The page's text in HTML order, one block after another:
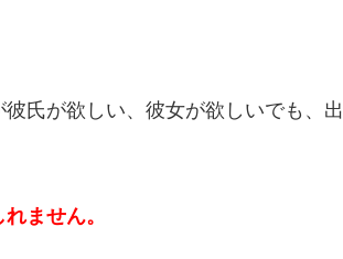
氏が欲しい、彼女が欲しいでも、出
ません。